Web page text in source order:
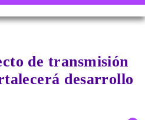
de transmisión
desarrollo